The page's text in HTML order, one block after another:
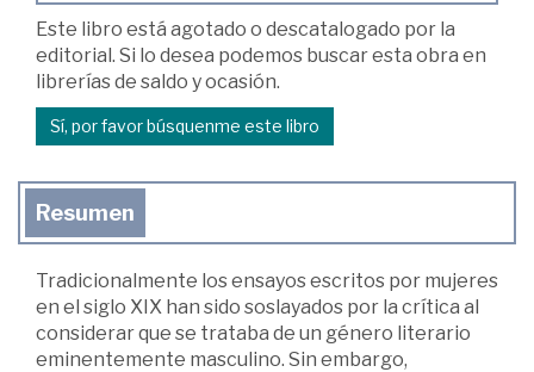
Este libro está agotado o descatalogado por la
editorial. Si lo desea podemos buscar esta obra en
librerías de saldo y ocasión.
Sí, por favor búsquenme este libro
Resumen
Tradicionalmente los ensayos escritos por mujeres
en el siglo XIX han sido soslayados por la crítica al
considerar que se trataba de un género literario
eminentemente masculino. Sin embargo,